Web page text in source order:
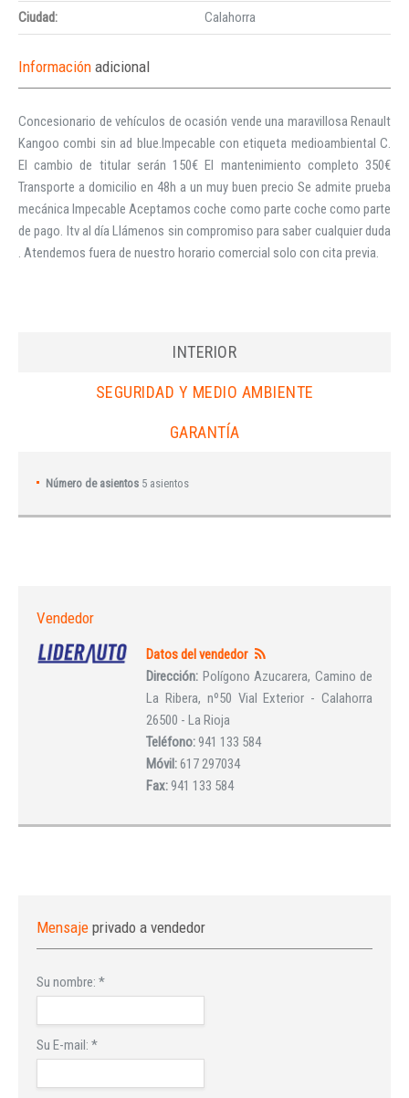
Ciudad:
Calahorra
Información adicional
Concesionario de vehículos de ocasión vende una maravillosa Renault
Kangoo combi sin ad blue.Impecable con etiqueta medioambiental C.
El cambio de titular serán 150€ El mantenimiento completo 350€
Transporte a domicilio en 48h a un muy buen precio Se admite prueba
mecánica Impecable Aceptamos coche como parte coche como parte
de pago. Itv al día Llámenos sin compromiso para saber cualquier duda
. Atendemos fuera de nuestro horario comercial solo con cita previa.
INTERIOR
SEGURIDAD Y MEDIO AMBIENTE
GARANTÍA
Número de asientos 5 asientos
Vendedor
Datos del vendedor
Dirección: Polígono Azucarera, Camino de
La Ribera, nº50 Vial Exterior - Calahorra
26500 - La Rioja
Teléfono:941 133 584
Móvil:617 297034
Fax:941 133 584
Mensaje privado a vendedor
Su nombre: *
Su E-mail: *